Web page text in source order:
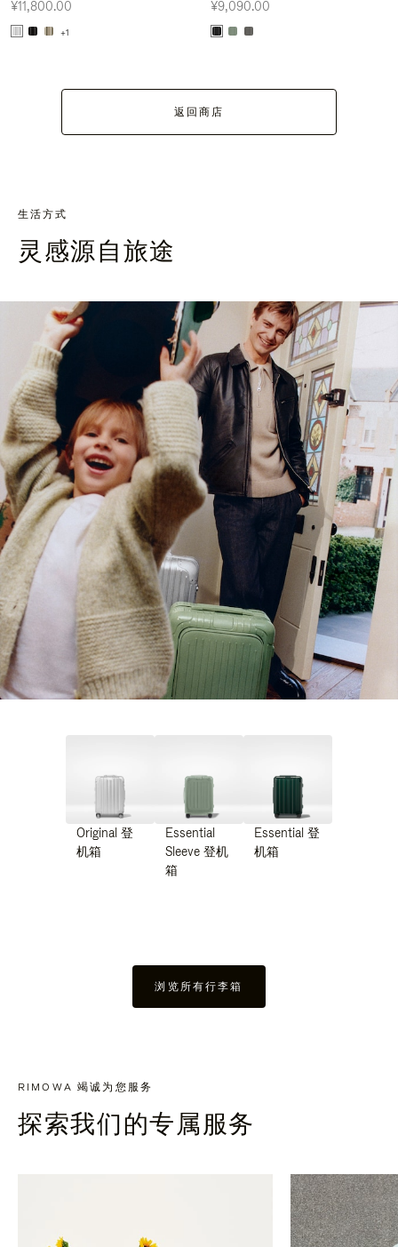
¥11,800.00
+1
¥9,090.00
返回商店
生活方式
灵感源自旅途
Original 登
机箱
Essential
Sleeve 登机
箱
Essential 登
机箱
浏览所有行李箱
RIMOWA 竭诚为您服务
探索我们的专属服务